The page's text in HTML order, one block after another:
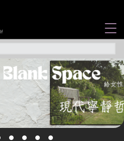
觀點專欄
焦點企劃
社會企業
認識我們